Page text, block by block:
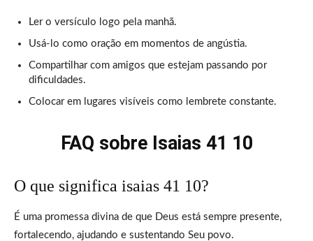
Ler o versículo logo pela manhã.
Usá-lo como oração em momentos de angústia.
Compartilhar com amigos que estejam passando por
dificuldades.
Colocar em lugares visíveis como lembrete constante.
FAQ sobre Isaias 41 10
O que significa isaias 41 10?
É uma promessa divina de que Deus está sempre presente,
fortalecendo, ajudando e sustentando Seu povo.